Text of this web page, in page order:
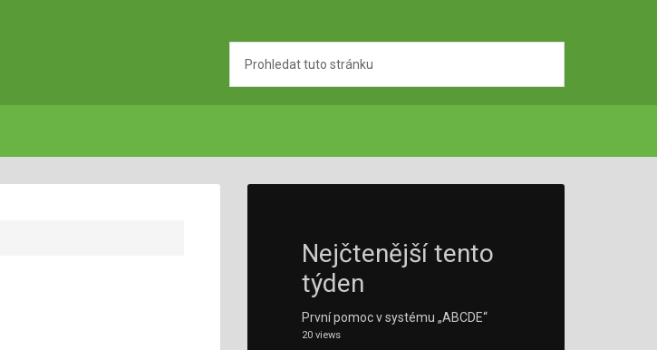
Nejčtenější tento
týden
První pomoc v systému „ABCDE“
20 views